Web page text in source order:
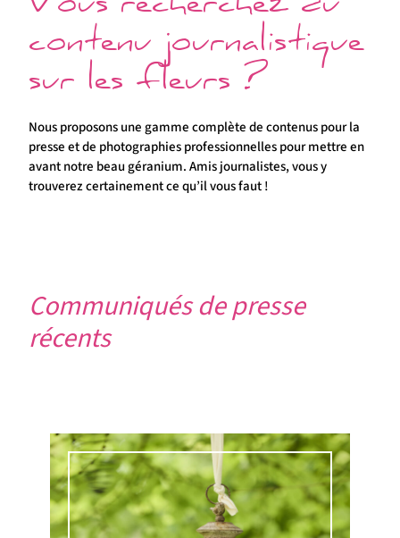
Vous recherchez du
contenu journalistique
sur les fleurs ?
Nous proposons une gamme complète de contenus pour la
presse et de photographies professionnelles pour mettre en
avant notre beau géranium. Amis journalistes, vous y
trouverez certainement ce qu’il vous faut !
Communiqués de presse
récents